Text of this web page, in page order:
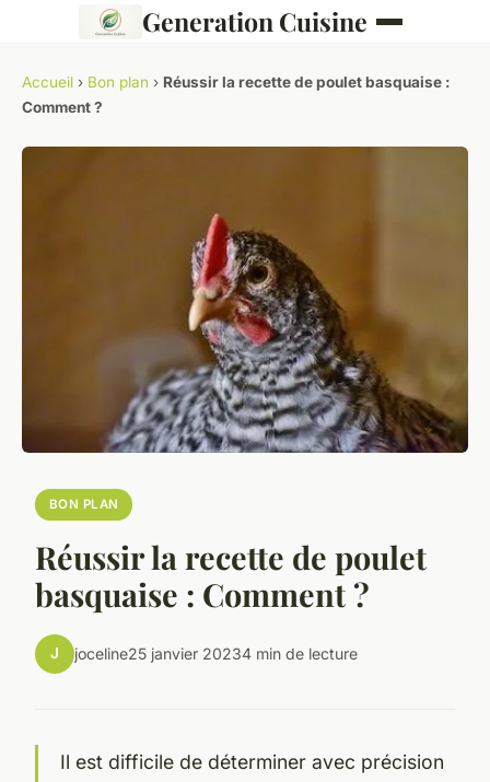
Generation Cuisine
Accueil › Bon plan › Réussir la recette de poulet basquaise :
Comment ?
BON PLAN
Réussir la recette de poulet
basquaise : Comment ?
J joceline25 janvier 20234 min de lecture
Il est difficile de déterminer avec précision